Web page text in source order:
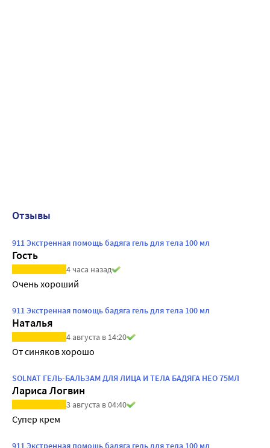
Отзывы
911 Экстренная помощь бадяга гель для тела 100 мл
Гость
4 часа назад
Очень хороший
911 Экстренная помощь бадяга гель для тела 100 мл
Наталья
4 августа в 14:20
От синяков хорошо
SOLNAT ГЕЛЬ-БАЛЬЗАМ ДЛЯ ЛИЦА И ТЕЛА БАДЯГА НЕО 75МЛ
Лариса Логвин
3 августа в 04:40
Супер крем
911 Экстренная помощь бадяга гель для тела 100 мл